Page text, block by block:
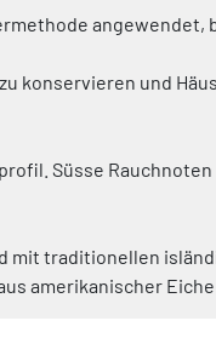
angewendet,
konservieren und
Süsse
traditionellen
amerikanischer